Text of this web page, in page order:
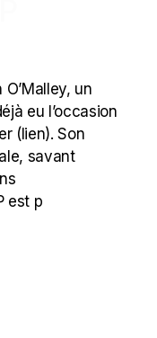
un
eu l’occasion
(lien). Son
savant
est p